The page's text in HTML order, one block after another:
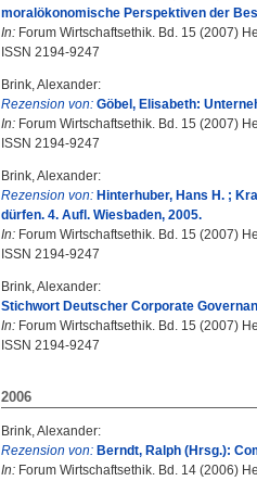
moralökonomische Perspektiven der
In: Forum Wirtschaftsethik. Bd. 15 (2007)
ISSN 2194-9247
Brink, Alexander:
Rezension von: Göbel, Elisabeth:
In: Forum Wirtschaftsethik. Bd. 15 (2007)
ISSN 2194-9247
Brink, Alexander:
Rezension von: Hinterhuber, Hans H. ;
dürfen. 4. Aufl. Wiesbaden, 2005.
In: Forum Wirtschaftsethik. Bd. 15 (2007)
ISSN 2194-9247
Brink, Alexander:
Stichwort Deutscher Corporate
In: Forum Wirtschaftsethik. Bd. 15 (2007)
ISSN 2194-9247
2006
Brink, Alexander:
Rezension von: Berndt, Ralph (Hrsg.):
In: Forum Wirtschaftsethik. Bd. 14 (2006)